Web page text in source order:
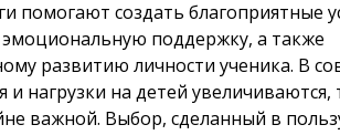
помогают создать благоприятные
поддержку, а также
развитию личности ученика. В
и нагрузки на детей увеличиваются,
важной. Выбор, сделанный в